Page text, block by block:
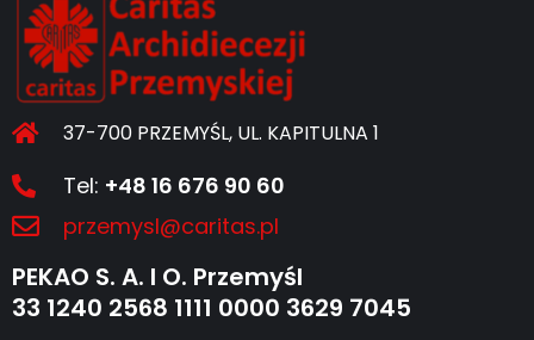
37-700 PRZEMYŚL, UL. KAPITULNA 1
Tel: +48 16 676 90 60
przemysl@caritas.pl
PEKAO S. A. I O. Przemyśl
33 1240 2568 1111 0000 3629 7045